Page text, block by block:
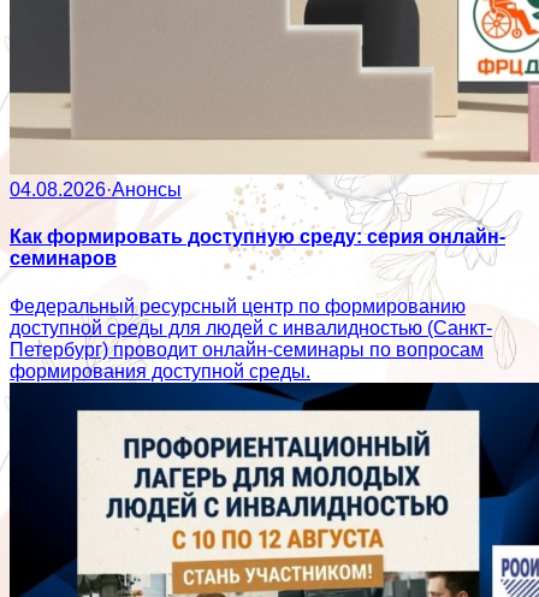
04.08.2026·Анонсы
Как формировать доступную среду: серия онлайн-
семинаров
Федеральный ресурсный центр по формированию
доступной среды для людей с инвалидностью (Санкт-
Петербург) проводит онлайн-семинары по вопросам
формирования доступной среды.